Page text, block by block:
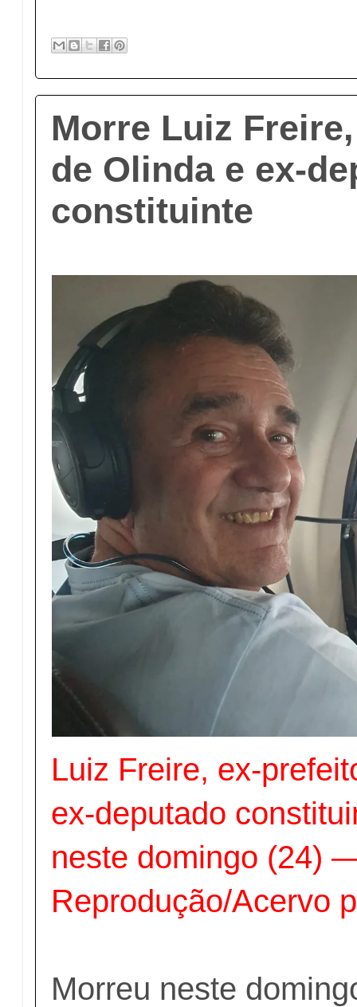
Morre Luiz
de Olinda e ex-
constituinte
Luiz Freire, ex-
ex-deputado
neste domingo (24)
Reprodução/Acervo
Morreu neste